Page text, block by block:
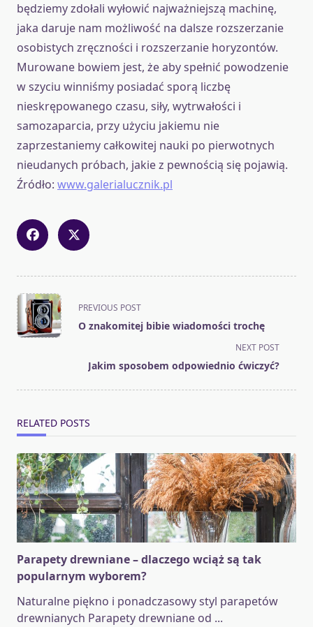
będziemy zdołali wyłowić najważniejszą machinę,
jaka daruje nam możliwość na dalsze rozszerzanie
osobistych zręczności i rozszerzanie horyzontów.
Murowane bowiem jest, że aby spełnić powodzenie
w szyciu winniśmy posiadać sporą liczbę
nieskrępowanego czasu, siły, wytrwałości i
samozaparcia, przy użyciu jakiemu nie
zaprzestaniemy całkowitej nauki po pierwotnych
nieudanych próbach, jakie z pewnością się pojawią.
Źródło: www.galerialucznik.pl
<span
class="nav-
subtitle
PREVIOUS POST
O znakomitej bibie wiadomości trochę
NEXT POST
Jakim sposobem odpowiednio ćwiczyć?
RELATED POSTS
Parapety drewniane – dlaczego wciąż są tak
popularnym wyborem?
Naturalne piękno i ponadczasowy styl parapetów
drewnianych Parapety drewniane od ...